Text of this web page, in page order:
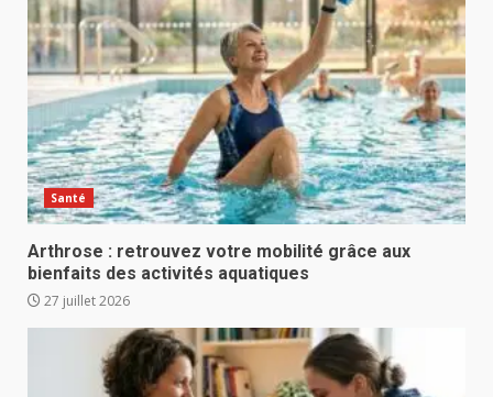
Santé
Arthrose : retrouvez votre mobilité grâce aux
bienfaits des activités aquatiques
27 juillet 2026